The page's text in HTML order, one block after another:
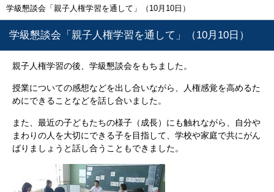
学級懇談会「親子人権学習を通して」（10月10日）
学級懇談会「親子人権学習を通して」（10月10日）
親子人権学習の後、学級懇談会をもちました。
授業についての感想などを出し合いながら、人権感覚を高めるた
めにできることなどを話し合いました。
また、最近の子どもたちの様子（成長）にも触れながら、自分や
まわりの人を大切にできる子を目指して、学校や家庭で共にがん
ばりましょうと話し合うこともできました。